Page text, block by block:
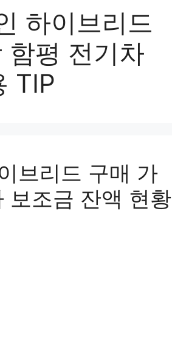
하이브리드
평 전기차
TIP
브리드 구매 가
보조금 잔액 현황